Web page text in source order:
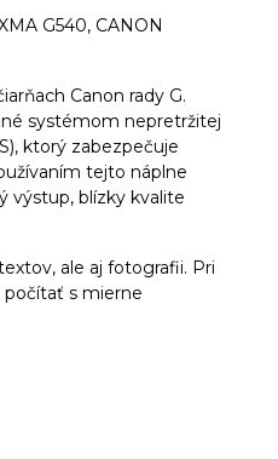
G540, CANON
Canon rady G.
systémom nepretržitej
ktorý zabezpečuje
tejto náplne
výstup, blízky kvalite
ale aj fotografii. Pri
s mierne